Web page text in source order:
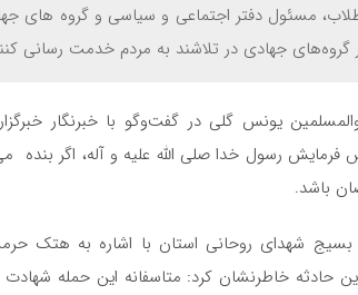
مسئول دفتر اجتماعی و سیاسی و گروه های
جهادی در تلاشند به مردم خدمت رسانی
یونس گلی در گفت‌وگو با خبرنگار
فرمایش رسول خدا صلی الله علیه و آله، اگر
باشد.
بسیج شهدای روحانی استان با اشاره به هتک